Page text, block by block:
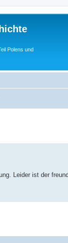
Polens und
Leider ist der